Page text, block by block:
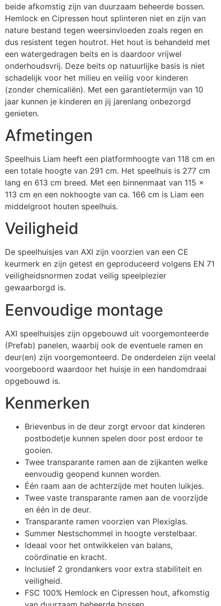
beide afkomstig zijn van duurzaam beheerde bossen.
Hemlock en Cipressen hout splinteren niet en zijn van
nature bestand tegen weersinvloeden zoals regen en
dus resistent tegen houtrot. Het hout is behandeld met
een watergedragen beits en is daardoor vrijwel
onderhoudsvrij. Deze beits op natuurlijke basis is niet
schadelijk voor het milieu en veilig voor kinderen
(zonder chemicaliën). Met een garantietermijn van 10
jaar kunnen je kinderen en jij jarenlang onbezorgd
genieten.
Afmetingen
Speelhuis Liam heeft een platformhoogte van 118 cm en
een totale hoogte van 291 cm. Het speelhuis is 277 cm
lang en 613 cm breed. Met een binnenmaat van 115 x
113 cm en een nokhoogte van ca. 166 cm is Liam een
middelgroot houten speelhuis.
Veiligheid
De speelhuisjes van AXI zijn voorzien van een CE
keurmerk en zijn getest en geproduceerd volgens EN 71
veiligheidsnormen zodat veilig speelplezier
gewaarborgd is.
Eenvoudige montage
AXI speelhuisjes zijn opgebouwd uit voorgemonteerde
(Prefab) panelen, waarbij ook de eventuele ramen en
deur(en) zijn voorgemonteerd. De onderdelen zijn veelal
voorgeboord waardoor het huisje in een handomdraai
opgebouwd is.
Kenmerken
Brievenbus in de deur zorgt ervoor dat kinderen
postbodetje kunnen spelen door post erdoor te
gooien.
Twee transparante ramen aan de zijkanten welke
eenvoudig geopend kunnen worden.
Één raam aan de achterzijde met houten luikjes.
Twee vaste transparante ramen aan de voorzijde
en één in de deur.
Transparante ramen voorzien van Plexiglas.
Summer Nestschommel in hoogte verstelbaar.
Ideaal voor het ontwikkelen van balans,
coördinatie en kracht.
Inclusief 2 grondankers voor extra stabiliteit en
veiligheid.
FSC 100% Hemlock en Cipressen hout, afkomstig